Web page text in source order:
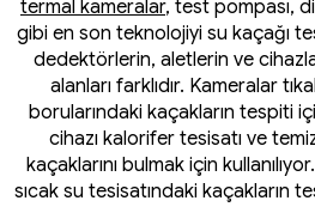
termal kameralar, test pompası,
gibi en son teknolojiyi su kaçağı
dedektörlerin, aletlerin ve
alanları farklıdır. Kameralar
borularındaki kaçakların tespiti
cihazı kalorifer tesisatı ve
kaçaklarını bulmak için
sıcak su tesisatındaki kaçakların